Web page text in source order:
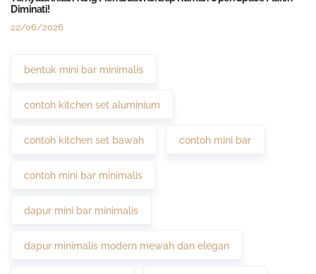
Diminati!
22/06/2026
bentuk mini bar minimalis
contoh kitchen set aluminium
contoh kitchen set bawah contoh mini bar
contoh mini bar minimalis
dapur mini bar minimalis
dapur minimalis modern mewah dan elegan